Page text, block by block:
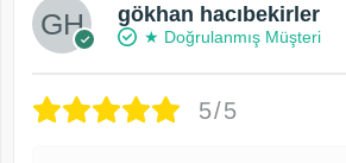
gökhan hacıbekirler
★ Doğrulanmış Müşteri
5/5